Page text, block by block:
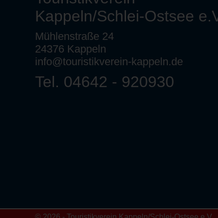
Kappeln/Schlei-Ostsee
Mühlenstraße 24
24376 Kappeln
info@touristikverein-kappeln.de
Tel. 04642 - 920930